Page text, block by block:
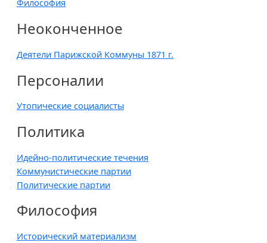
Философия
Неоконченное
Деятели Парижской Коммуны 1871 г.
Персоналии
Утопические социалисты
Политика
Идейно-политические течения
Коммунистические партии
Политические партии
Философия
Исторический материализм